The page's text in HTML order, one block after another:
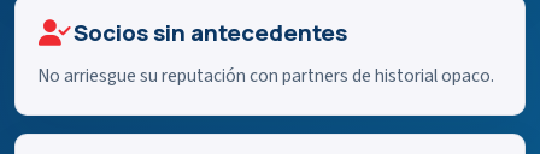
Socios sin antecedentes
No arriesgue su reputación con partners de historial opaco.